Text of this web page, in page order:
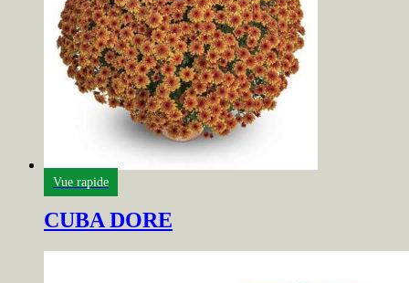
Vue rapide
CUBA DORE